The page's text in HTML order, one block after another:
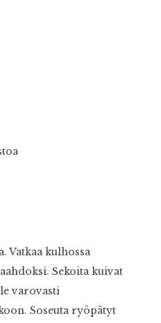
Vatkaa kulhossa
Sekoita kuivat
varovasti
Soseuta ryöpätyt